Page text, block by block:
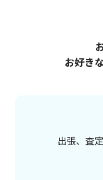
お好き
出張、査